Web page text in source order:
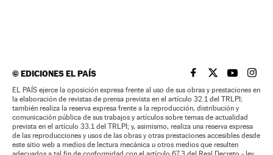
©EDICIONES EL PAÍS EL PAÍS BRASIL EN
EL PAÍSEL PAÍS
EL
EL PAÍS ejerce la oposición expresa frente al uso de sus obras y prestaciones en
la elaboración de revistas de prensa prevista en el artículo 32.1 del TRLPI;
también realiza la reserva expresa frente a la reproducción, distribución y
comunicación pública de sus trabajos y artículos sobre temas de actualidad
prevista en el artículo 33.1 del TRLPI; y, asimismo, realiza una reserva expresa
de las reproducciones y usos de las obras y otras prestaciones accesibles desde
este sitio web a medios de lectura mecánica u otros medios que resulten